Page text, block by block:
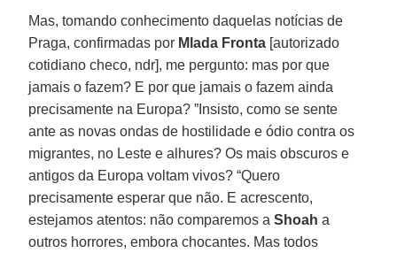
Mas, tomando conhecimento daquelas notícias de
Praga, confirmadas por Mlada Fronta [autorizado
cotidiano checo, ndr], me pergunto: mas por que
jamais o fazem? E por que jamais o fazem ainda
precisamente na Europa? ”Insisto, como se sente
ante as novas ondas de hostilidade e ódio contra os
migrantes, no Leste e alhures? Os mais obscuros e
antigos da Europa voltam vivos? “Quero
precisamente esperar que não. E acrescento,
estejamos atentos: não comparemos aShoah a
outros horrores, embora chocantes. Mas todos